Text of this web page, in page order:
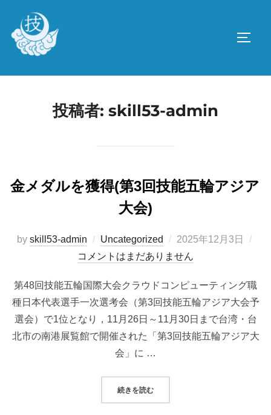
ツ
投稿者: skill53-admin
金メダルを獲得(第3回技能五輪アジア
大会)
by skill53-admin Uncategorized
投
稿
2025年12月3日
コメントはまだありません
第48回技能五輪国際大会クラウドコンピューティング職
種日本代表選手一次選考会（第3回技能五輪アジア大会予
選会）で1位となり，11月26日～11月30日まで台湾・台
北市の南港展覧館で開催された「第3回技能五輪アジア大
会」に …
続きを読む“金メダルを獲得(第3回技能五輪ア